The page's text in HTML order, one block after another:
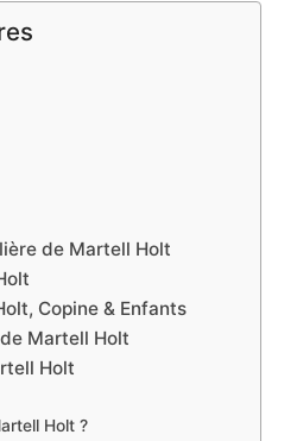
de Martell Holt
Copine & Enfants
Martell Holt
Holt
Holt ?